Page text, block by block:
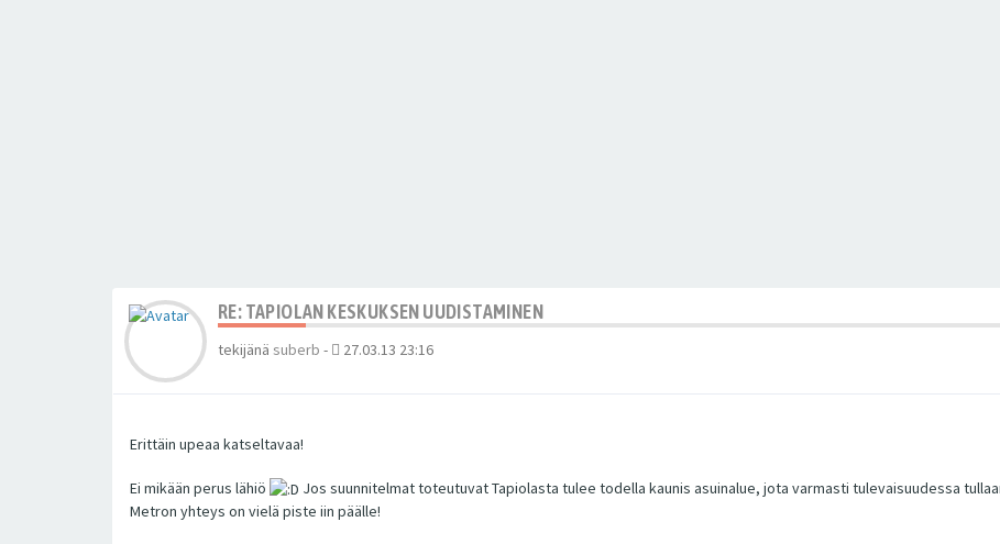
RE: TAPIOLAN KESKUKSEN UUDISTAMINEN
tekijänä suberb - 27.03.13 23:16
Erittäin upeaa katseltavaa!
Ei mikään perus lähiö
Jos suunnitelmat toteutuvat Tapiolasta tulee todella kaunis asuinalue, jota varmasti tulevaisuudessa
Metron yhteys on vielä piste iin päälle!